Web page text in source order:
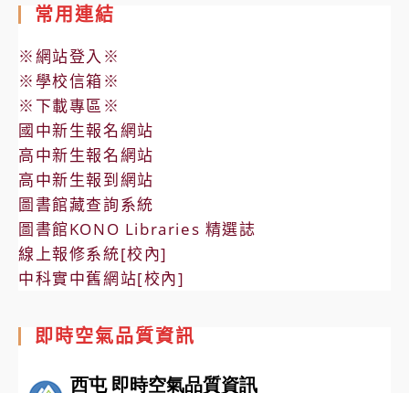
常用連結
※網站登入※
※學校信箱※
※下載專區※
國中新生報名網站
高中新生報名網站
高中新生報到網站
圖書館藏查詢系統
圖書館KONO Libraries 精選誌
線上報修系統[校內]
中科實中舊網站[校內]
即時空氣品質資訊